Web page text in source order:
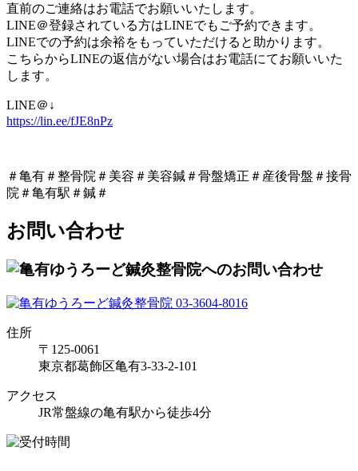
直前のご連絡はお電話でお願いいたします。
LINE＠登録されている方はLINEでもご予約できます。
LINEでの予約は余裕をもっていただけると助かります。
こちらからLINEの返信がない場合はお電話にてお願いいた
します。
LINE＠↓
https://lin.ee/fJE8nPz
＃亀有＃整骨院＃美容＃美容鍼＃骨盤矯正＃産後骨盤＃接骨
院＃亀有駅＃鍼＃
お問い合わせ
住所
〒125-0061
東京都葛飾区亀有3-33-2-101
アクセス
JR常盤線の亀有駅から徒歩4分